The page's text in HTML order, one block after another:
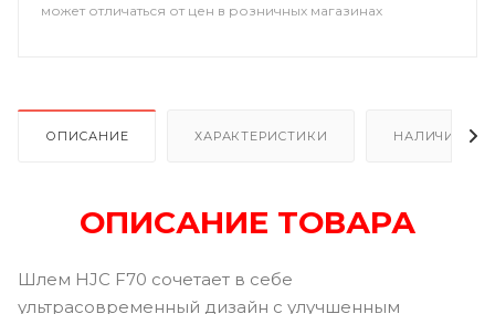
может отличаться от цен в розничных магазинах
ОПИСАНИЕ ХАРАКТЕРИСТИКИ НАЛИЧИЕ В
ОПИСАНИЕ ТОВАРА
Шлем HJC F70 сочетает в себе
ультрасовременный дизайн с улучшенным